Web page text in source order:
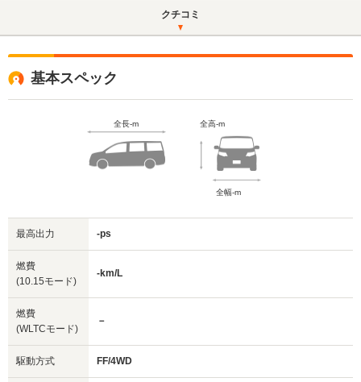
クチコミ
基本スペック
全長-m 全高-m
全幅-m
最高出力 -ps
燃費
(10.15モード)
-km/L
燃費
(WLTCモード)
－
駆動方式 FF/4WD